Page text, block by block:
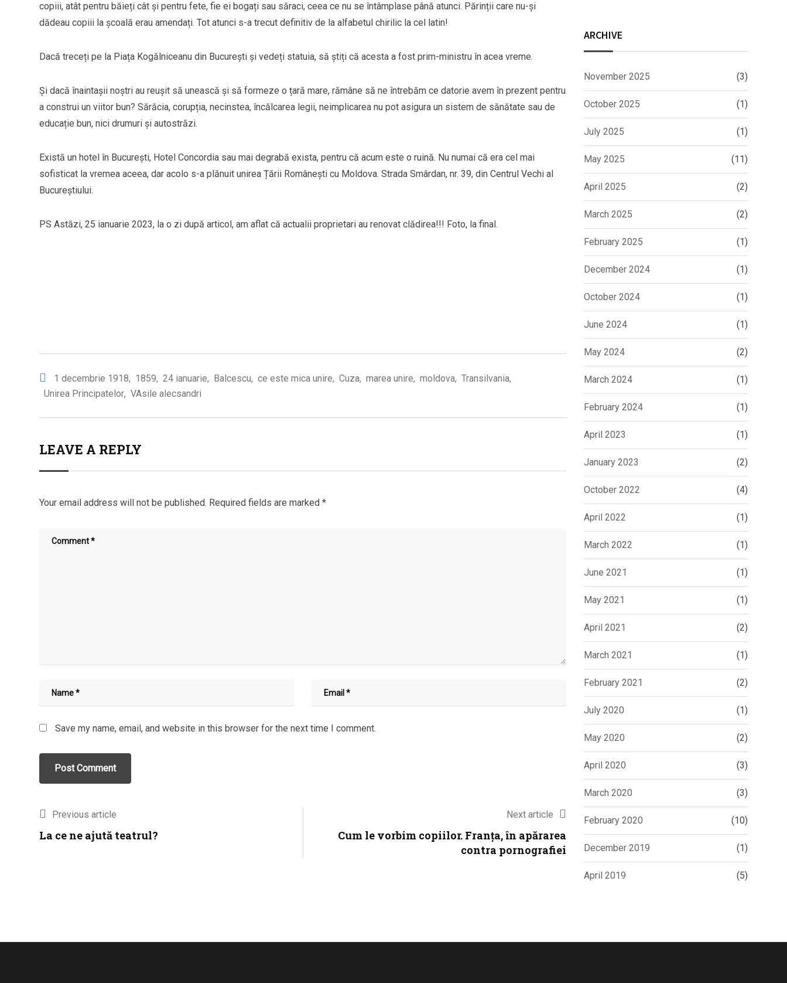
copiii, atât pentru băieți cât și pentru fete, fie ei bogați sau săraci, ceea ce nu se întâmplase până atunci. Părinții care nu-și
dădeau copiii la școală erau amendați. Tot atunci s-a trecut definitiv de la alfabetul chirilic la cel latin!
Dacă treceți pe la Piața Kogălniceanu din București și vedeți statuia, să știți că acesta a fost prim-ministru în acea vreme.
Și dacă înaintașii noștri au reușit să unească și să formeze o țară mare, rămâne să ne întrebăm ce datorie avem în prezent pentru
a construi un viitor bun? Sărăcia, corupția, necinstea, încălcarea legii, neimplicarea nu pot asigura un sistem de sănătate sau de
educație bun, nici drumuri și autostrăzi.
Există un hotel în București, Hotel Concordia sau mai degrabă exista, pentru că acum este o ruină. Nu numai că era cel mai
sofisticat la vremea aceea, dar acolo s-a plănuit unirea Țării Românești cu Moldova. Strada Smârdan, nr. 39, din Centrul Vechi al
Bucureștiului.
PS Astăzi, 25 ianuarie 2023, la o zi după articol, am aflat că actualii proprietari au renovat clădirea!!! Foto, la final.
1 decembrie 1918, 1859, 24 ianuarie, Balcescu, ce este mica unire, Cuza, marea unire, moldova, Transilvania,
Unirea Principatelor, VAsile alecsandri
LEAVE A REPLY
Your email address will not be published. Required fields are marked *
Save my name, email, and website in this browser for the next time I comment.
Previous article
La ce ne ajută teatrul?
Next article
Cum le vorbim copiilor. Franța, în apărarea
contra pornografiei
ARCHIVE
November 2025 (3)
October 2025 (1)
July 2025 (1)
May 2025 (11)
April 2025 (2)
March 2025 (2)
February 2025 (1)
December 2024 (1)
October 2024 (1)
June 2024 (1)
May 2024 (2)
March 2024 (1)
February 2024 (1)
April 2023 (1)
January 2023 (2)
October 2022 (4)
April 2022 (1)
March 2022 (1)
June 2021 (1)
May 2021 (1)
April 2021 (2)
March 2021 (1)
February 2021 (2)
July 2020 (1)
May 2020 (2)
April 2020 (3)
March 2020 (3)
February 2020 (10)
December 2019 (1)
April 2019 (5)